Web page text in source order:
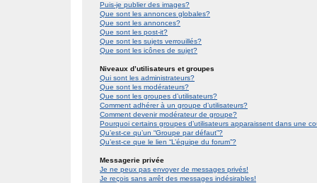
Puis-je publier des images?
Que sont les annonces globales?
Que sont les annonces?
Que sont les post-it?
Que sont les sujets verrouillés?
Que sont les icônes de sujet?
Niveaux d’utilisateurs et groupes
Qui sont les administrateurs?
Que sont les modérateurs?
Que sont les groupes d’utilisateurs?
Comment adhérer à un groupe d’utilisateurs?
Comment devenir modérateur de groupe?
Pourquoi certains groupes d’utilisateurs apparaissent dans une
Qu’est-ce qu’un “Groupe par défaut”?
Qu’est-ce que le lien “L’équipe du forum”?
Messagerie privée
Je ne peux pas envoyer de messages privés!
Je reçois sans arrêt des messages indésirables!